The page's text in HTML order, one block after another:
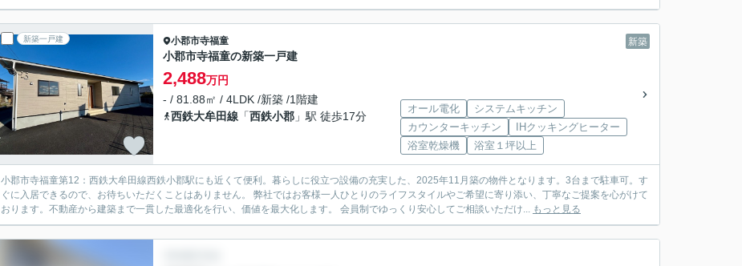
新築一戸建 新築
小郡市寺福童
小郡市寺福童の新築一戸建
2,488万円
- / 81.88㎡ / 4LDK /新築 /1階建
西鉄大牟田線 「西鉄小郡 」駅 徒歩17分
オール電化
システムキッチン
カウンターキッチン
IHクッキングヒーター
浴室乾燥機
浴室１坪以上
小郡市寺福童第12：西鉄大牟田線西鉄小郡駅にも近くて便利。暮らしに役立つ設備の充実した、2025年11月築の物件となります。3台まで駐車可。す
ぐに入居できるので、お待ちいただくことはありません。 弊社ではお客様一人ひとりのライフスタイルやご希望に寄り添い、丁寧なご提案を心がけて
おります。不動産から建築まで一貫した最適化を行い、価値を最大化します。 会員制でゆっくり安心してご相談いただけ... もっと見る